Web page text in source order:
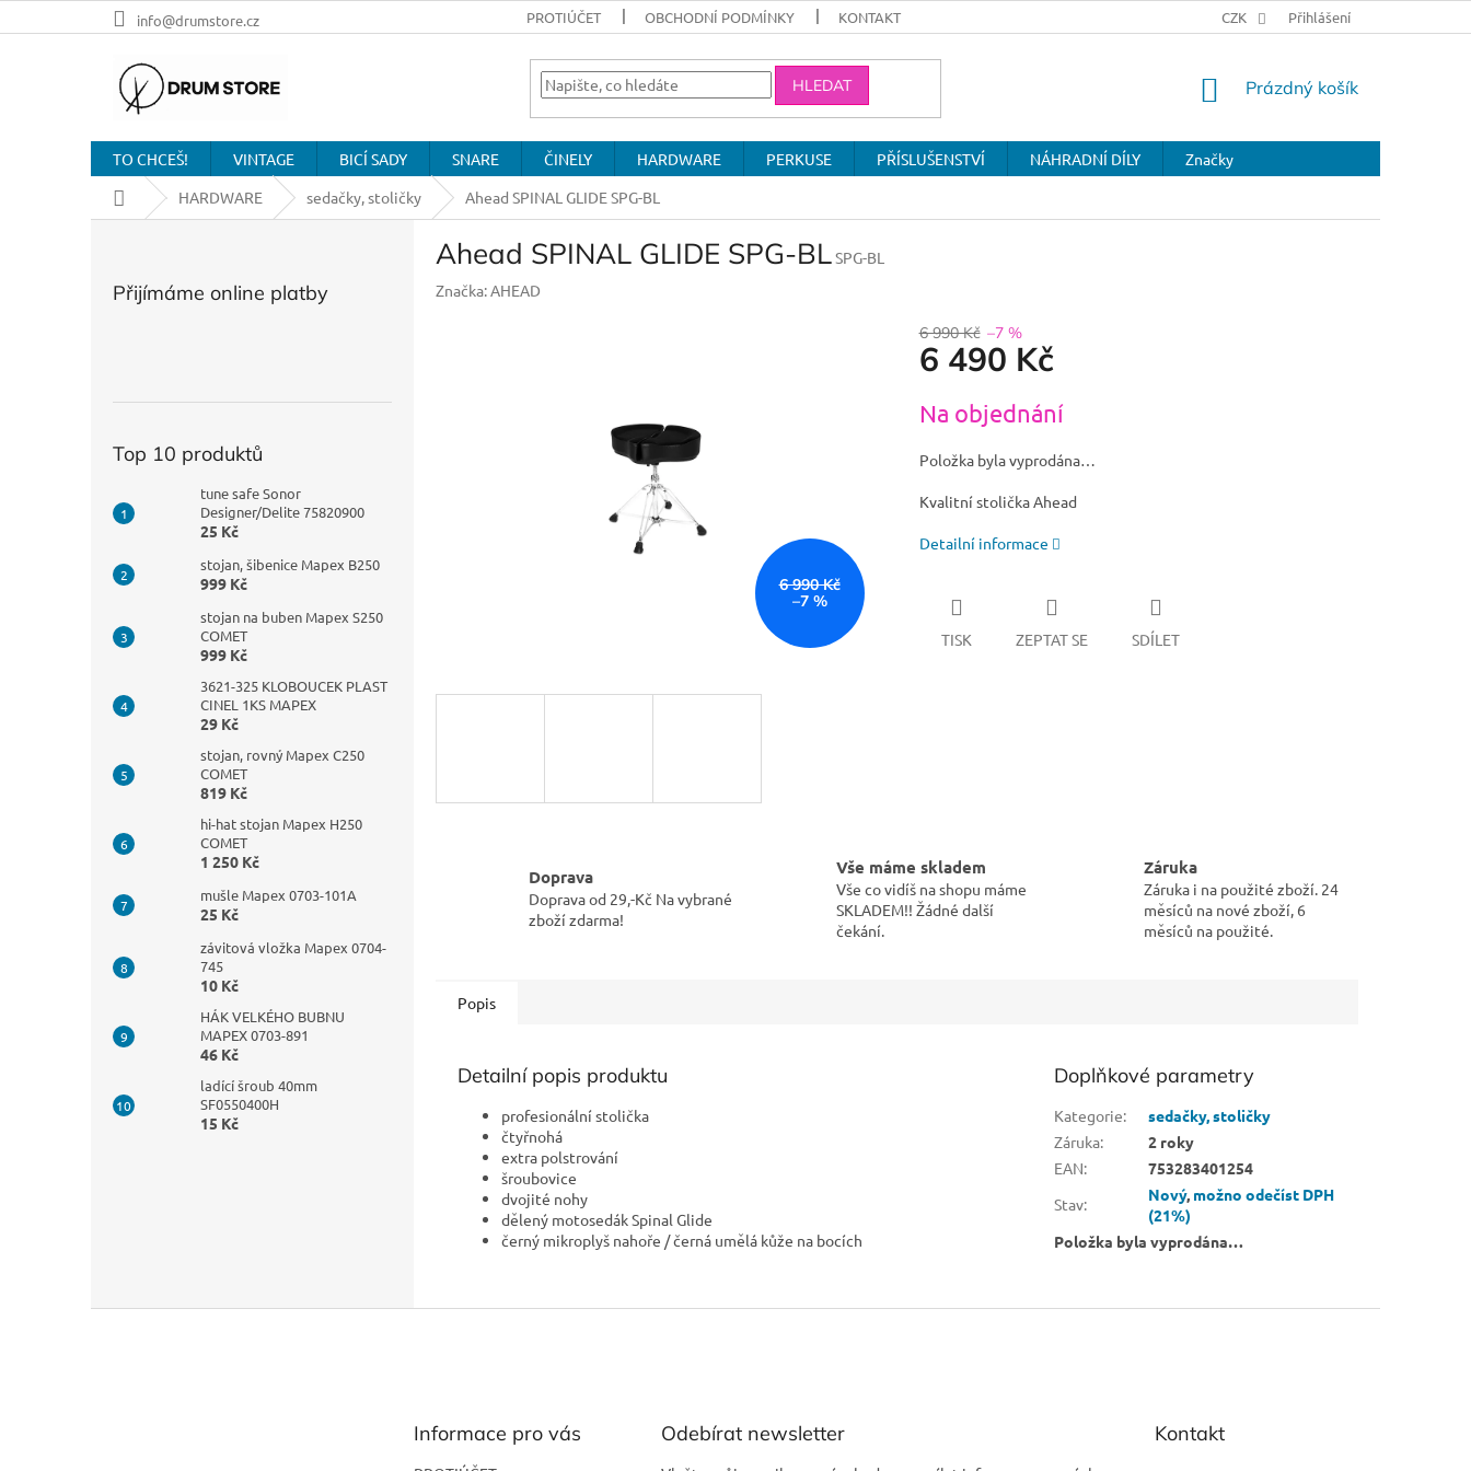
na
info@drumstore.cz PROTIÚČET OBCHODNÍ PODMÍNKY KONTAKT CZK Přihlášení
HLEDAT
NÁKUPNÍ
Prázdný košík
TO CHCEŠ! VINTAGE BICÍ SADY SNARE ČINELY HARDWARE PERKUSE PŘÍSLUŠENSTVÍ NÁHRADNÍ DÍLY
Značky
Domů
HARDWARE sedačky, stoličky Ahead SPINAL GLIDE SPG-BL
Přijímáme online platby
Top 10 produktů
tune safe Sonor
Designer/Delite 75820900
25 Kč
stojan, šibenice Mapex B250
999 Kč
stojan na buben Mapex S250
COMET
999 Kč
3621-325 KLOBOUCEK PLAST
CINEL 1KS MAPEX
29 Kč
stojan, rovný Mapex C250
COMET
819 Kč
hi-hat stojan Mapex H250
COMET
1 250 Kč
mušle Mapex 0703-101A
25 Kč
závitová vložka Mapex 0704-
745
10 Kč
HÁK VELKÉHO BUBNU
MAPEX 0703-891
46 Kč
ladící šroub 40mm
SF0550400H
15 Kč
Ahead SPINAL GLIDE SPG-BLSPG-BL
Značka:AHEAD
6 990 Kč
–7 %
6 990 Kč –7 %
6 490 Kč
cena:
Na objednání
Položka byla vyprodána…
Kvalitní stolička Ahead
Detailní informace
TISK ZEPTAT SE SDÍLET
Doprava
Doprava od 29,-Kč Na vybrané
zboží zdarma!
Vše máme skladem
Vše co vidíš na shopu máme
SKLADEM!! Žádné další
čekání.
Záruka
Záruka i na použité zboží. 24
měsíců na nové zboží, 6
měsíců na použité.
Popis
Detailní popis produktu
profesionální stolička
čtyřnohá
extra polstrování
šroubovice
dvojité nohy
dělený motosedák Spinal Glide
černý mikroplyš nahoře / černá umělá kůže na bocích
Doplňkové parametry
Kategorie:
sedačky, stoličky
Záruka:
2 roky
EAN:
753283401254
Stav: Nový, možno odečíst DPH
(21%)
Položka byla vyprodána…
Informace pro vás Odebírat newsletter Kontakt